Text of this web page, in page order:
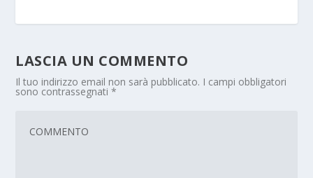
LASCIA UN COMMENTO
Il tuo indirizzo email non sarà pubblicato. I campi obbligatori
sono contrassegnati*